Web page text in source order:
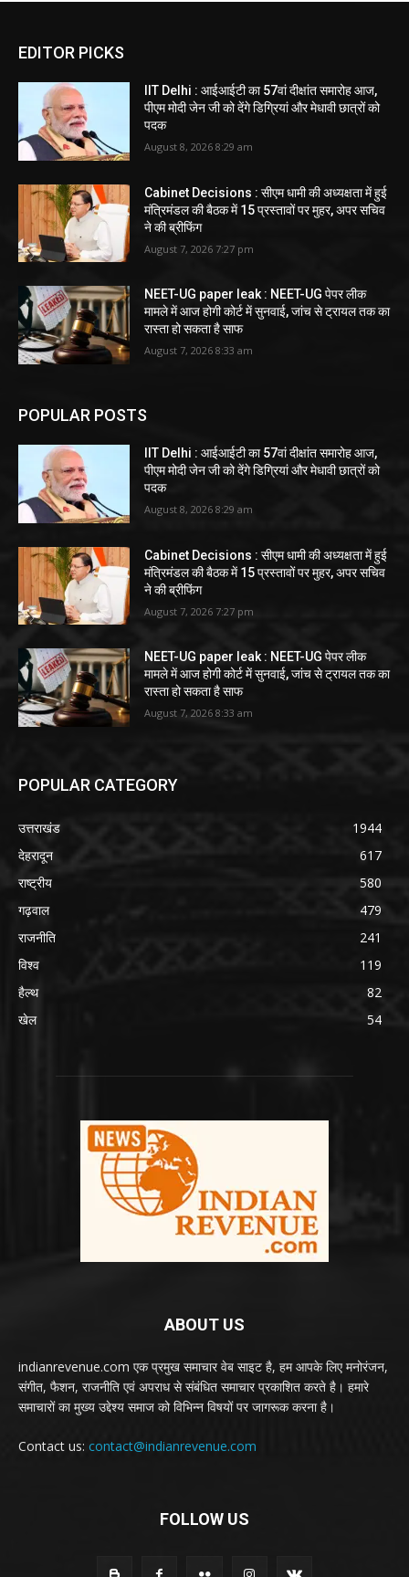
EDITOR PICKS
IIT Delhi : आईआईटी का 57वां दीक्षांत समारोह आज,
पीएम मोदी जेन जी को देंगे डिग्रियां और मेधावी छात्रों को
पदक
August 8, 2026 8:29 am
Cabinet Decisions : सीएम धामी की अध्यक्षता में हुई
मंत्रिमंडल की बैठक में 15 प्रस्तावों पर मुहर, अपर सचिव
ने की ब्रीफिंग
August 7, 2026 7:27 pm
NEET-UG paper leak : NEET-UG पेपर लीक
मामले में आज होगी कोर्ट में सुनवाई, जांच से ट्रायल तक का
रास्ता हो सकता है साफ
August 7, 2026 8:33 am
POPULAR POSTS
IIT Delhi : आईआईटी का 57वां दीक्षांत समारोह आज,
पीएम मोदी जेन जी को देंगे डिग्रियां और मेधावी छात्रों को
पदक
August 8, 2026 8:29 am
Cabinet Decisions : सीएम धामी की अध्यक्षता में हुई
मंत्रिमंडल की बैठक में 15 प्रस्तावों पर मुहर, अपर सचिव
ने की ब्रीफिंग
August 7, 2026 7:27 pm
NEET-UG paper leak : NEET-UG पेपर लीक
मामले में आज होगी कोर्ट में सुनवाई, जांच से ट्रायल तक का
रास्ता हो सकता है साफ
August 7, 2026 8:33 am
POPULAR CATEGORY
उत्तराखंड
1944
देहरादून
617
राष्ट्रीय
580
गढ़वाल
479
राजनीति
241
विश्व
119
हैल्थ
82
खेल
54
ABOUT US
indianrevenue.com एक प्रमुख समाचार वेब साइट है, हम आपके लिए मनोरंजन,
संगीत, फैशन, राजनीति एवं अपराध से संबंधित समाचार प्रकाशित करते है। हमारे
समाचारों का मुख्य उद्देश्य समाज को विभिन्न विषयों पर जागरूक करना है।
Contact us: contact@indianrevenue.com
FOLLOW US